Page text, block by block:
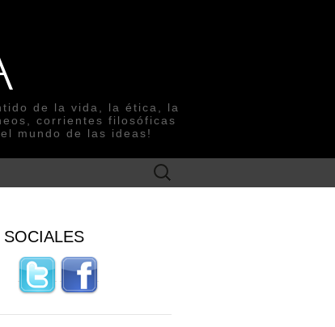
de la vida, la ética, la
corrientes filosóficas
mundo de las ideas!
Search
for:
SOCIALES